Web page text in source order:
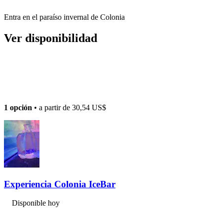
Entra en el paraíso invernal de Colonia
Ver disponibilidad
1 opción • a partir de 30,54 US$
Experiencia Colonia IceBar
Disponible hoy